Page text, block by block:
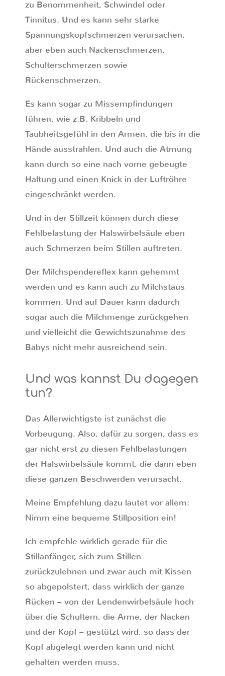
zu Benommenheit, Schwindel oder
Tinnitus. Und es kann sehr starke
Spannungskopfschmerzen verursachen,
aber eben auch Nackenschmerzen,
Schulterschmerzen sowie
Rückenschmerzen.
Es kann sogar zu Missempfindungen
führen, wie z.B. Kribbeln und
Taubheitsgefühl in den Armen, die bis in die
Hände ausstrahlen. Und auch die Atmung
kann durch so eine nach vorne gebeugte
Haltung und einen Knick in der Luftröhre
eingeschränkt werden.
Und in der Stillzeit können durch diese
Fehlbelastung der Halswirbelsäule eben
auch Schmerzen beim Stillen auftreten.
Der Milchspendereflex kann gehemmt
werden und es kann auch zu Milchstaus
kommen. Und auf Dauer kann dadurch
sogar auch die Milchmenge zurückgehen
und vielleicht die Gewichtszunahme des
Babys nicht mehr ausreichend sein.
Und was kannst Du dagegen
tun?
Das Allerwichtigste ist zunächst die
Vorbeugung. Also, dafür zu sorgen, dass es
gar nicht erst zu diesen Fehlbelastungen
der Halswirbelsäule kommt, die dann eben
diese ganzen Beschwerden verursacht.
Meine Empfehlung dazu lautet vor allem:
Nimm eine bequeme Stillposition ein!
Ich empfehle wirklich gerade für die
Stillanfänger, sich zum Stillen
zurückzulehnen und zwar auch mit Kissen
so abgepolstert, dass wirklich der ganze
Rücken – von der Lendenwirbelsäule hoch
über die Schultern, die Arme, der Nacken
und der Kopf – gestützt wird, so dass der
Kopf abgelegt werden kann und nicht
gehalten werden muss.